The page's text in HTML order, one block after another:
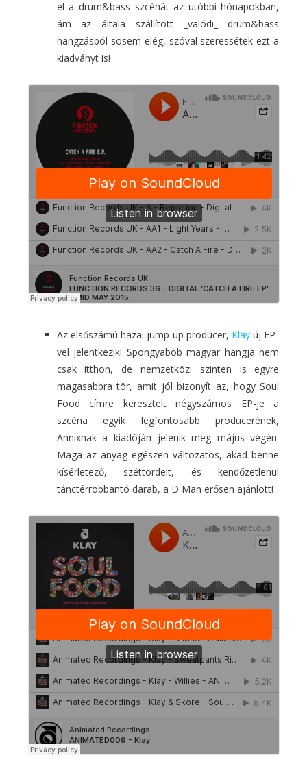
el a drum&bass szcénát az utóbbi hónapokban,
ám az általa szállított _valódi_ drum&bass
hangzásból sosem elég, szóval szeressétek ezt a
kiadványt is!
Az elsőszámú hazai jump-up producer, Klay új EP-
vel jelentkezik! Spongyabob magyar hangja nem
csak itthon, de nemzetközi szinten is egyre
magasabbra tör, amit jól bizonyít az, hogy Soul
Food címre keresztelt négyszámos EP-je a
szcéna egyik legfontosabb producerének,
Annixnak a kiadóján jelenik meg május végén.
Maga az anyag egészen változatos, akad benne
kísérletező, széttördelt, és kendőzetlenül
tánctérrobbantó darab, a D Man erősen ajánlott!